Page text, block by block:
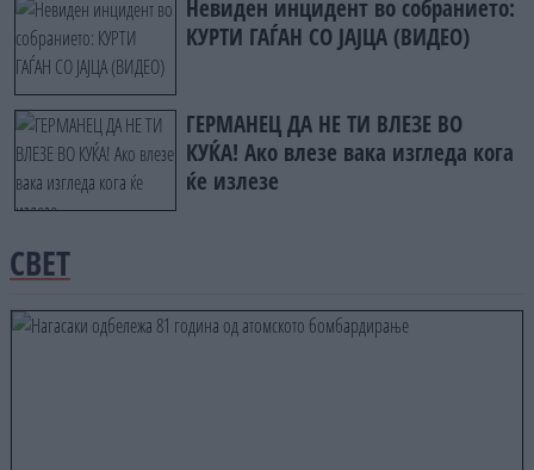
Невиден инцидент во собранието:
КУРТИ ГАЃАН СО ЈАЈЦА (ВИДЕО)
ГЕРМАНЕЦ ДА НЕ ТИ ВЛЕЗЕ ВО
КУЌА! Ако влезе вака изгледа кога
ќе излезе
СВЕТ